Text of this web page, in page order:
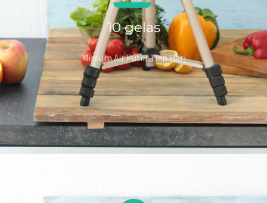
10 gelas
Mimum Air Putih Tiap Hari